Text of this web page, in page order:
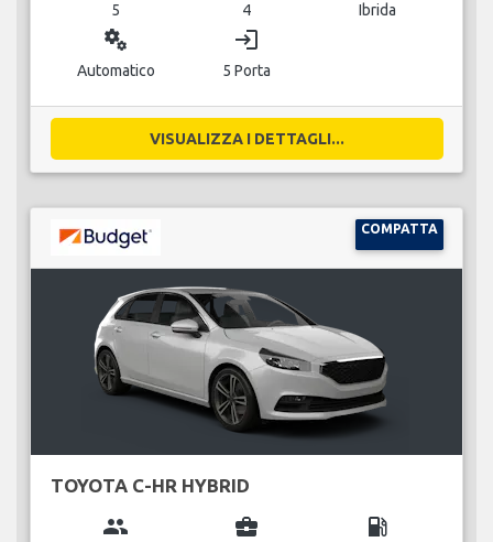
5 4 Ibrida
miscellaneous_services
Automatico
login
5 Porta
VISUALIZZA I DETTAGLI...
COMPATTA
TOYOTA C-HR HYBRID
group business_center local_gas_station